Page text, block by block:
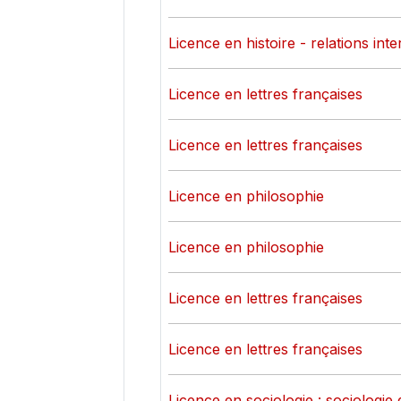
Licence en histoire - relations
Licence en lettres françaises
Licence en lettres françaises
Licence en philosophie
Licence en philosophie
Licence en lettres françaises
Licence en lettres françaises